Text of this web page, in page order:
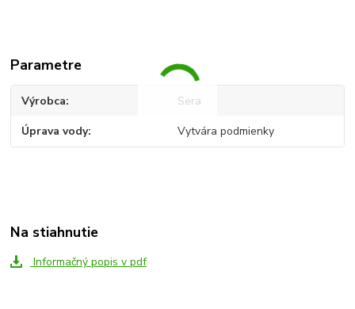
Parametre
Výrobca Sera
Úprava vody Vytvára podmienky
Na stiahnutie
Informačný popis v pdf